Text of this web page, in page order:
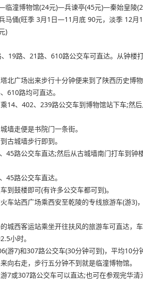
临潼博物馆(24元)—兵谏亭(45元)—秦始皇陵
马俑(旺季 3月1日—11月底 90元，淡季 12
)
19路、21路、610路公交车可直达。从钟楼
北广场出来步行十分钟便来到了陕西历史博
610路均可直达。
14、402、239路公交车到博物馆站下车;然
墙走便是书院门一条街。
古城墙步行即到。
45路公交车直达;然后从古城墙南门打车到钟
45路公交车直达。
到鼓楼即可(有许多公交车都可到)。
车站西广场乘西安至乾陵的专线旅游车(游3)
城西客运站乘坐开往扶风的旅游车可直达，
小时。
游7)和307路公交车(30分钟可到)，平均10分
向右走，步行五分钟不到就是临潼博物馆。
7或307路公交车可以直达;也可在参观完华清